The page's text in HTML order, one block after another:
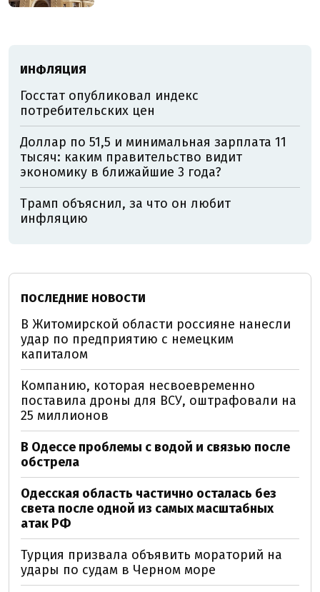
ИНФЛЯЦИЯ
Госстат опубликовал индекс
потребительских цен
Доллар по 51,5 и минимальная зарплата 11
тысяч: каким правительство видит
экономику в ближайшие 3 года?
Трамп объяснил, за что он любит
инфляцию
ПОСЛЕДНИЕ НОВОСТИ
В Житомирской области россияне нанесли
удар по предприятию с немецким
капиталом
Компанию, которая несвоевременно
поставила дроны для ВСУ, оштрафовали на
25 миллионов
В Одессе проблемы с водой и связью после
обстрела
Одесская область частично осталась без
света после одной из самых масштабных
атак РФ
Турция призвала объявить мораторий на
удары по судам в Черном море